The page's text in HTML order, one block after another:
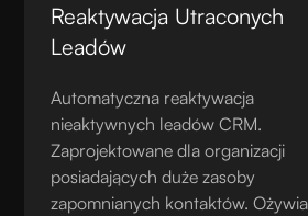
Reaktywacja Utraconych
Leadów
Automatyczna reaktywacja
nieaktywnych leadów CRM.
Zaprojektowane dla organizacji
posiadających duże zasoby
zapomnianych kontaktów.